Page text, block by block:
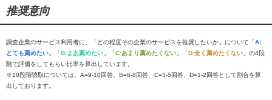
推奨意向
調査企業のサービス利用者に、「どの程度その企業のサービスを推奨したいか」について「A:
とても薦めたい 」「B:まあ薦めたい 」「C:あまり薦めたくない 」「D:全く薦めたくない 」の4段
階で評価をしてもらい比率を算出しています。
※10段階聴取については、A=9-10回答、B=6-8回答、C=3-5回答、D=1-2回答として割合を算
出しております。